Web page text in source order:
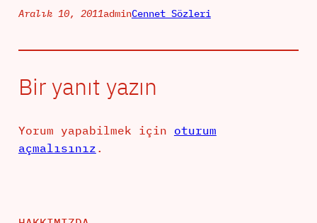
Aralık 10, 2011adminCennet Sözleri
Bir yanıt yazın
Yorum yapabilmek için oturum
açmalısınız .